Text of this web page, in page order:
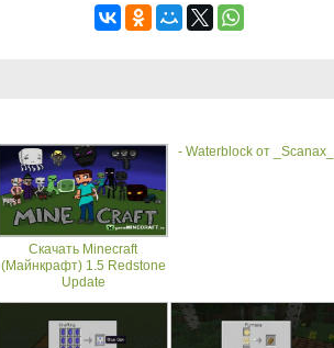
Скачать Minecraft
(Майнкрафт) 1.5 Redstone
Update
- Waterblock от _Scanax_